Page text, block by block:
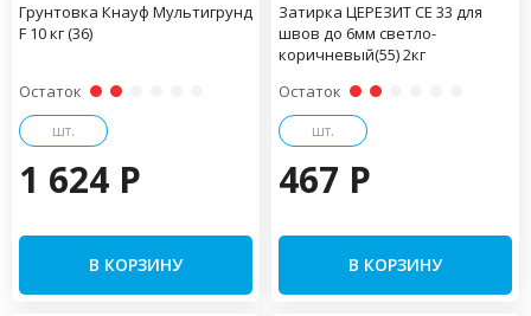
Грунтовка Кнауф Мультигрунд
F 10 кг (36)
Остаток
шт.
1 624 P
В КОРЗИНУ
Затирка ЦЕРЕЗИТ CE 33 для
швов до 6мм светло-
коричневый(55) 2кг
Остаток
шт.
467 P
В КОРЗИНУ